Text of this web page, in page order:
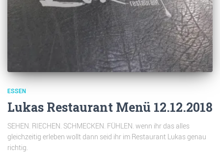
ESSEN
Lukas Restaurant Menü 12.12.2018
SEHEN. RIECHEN. SCHMECKEN. FÜHLEN. wenn ihr das alles
gleichzeitig erleben wollt dann seid ihr im Restaurant Lukas genau
richtig.